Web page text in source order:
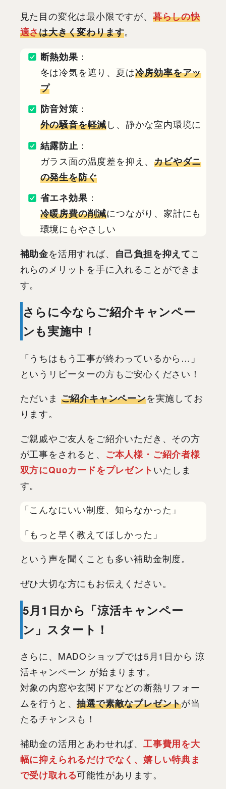
見た目の変化は最小限ですが、 暮らしの快
適さは大きく変わります。
断熱効果 ：
冬は冷気を遮り、夏は冷房効率をアッ
プ
防音対策 ：
外の騒音を軽減し、静かな室内環境に
結露防止 ：
ガラス面の温度差を抑え、カビやダニ
の発生を防ぐ
省エネ効果：
冷暖房費の削減につながり、家計にも
環境にもやさしい
補助金を活用すれば、 自己負担を抑えてこ
れらのメリットを手に入れることができま
す。
さらに今ならご紹介キャンペー
ンも実施中！
「うちはもう工事が終わっているから…」
というリピーターの方もご安心ください！
ただいま ご紹介キャンペーンを実施してお
ります。
ご親戚やご友人をご紹介いただき、その方
が工事をされると、 ご本人様・ご紹介者様
双方にQuoカードをプレゼント いたしま
す。
「こんなにいい制度、知らなかった」
「もっと早く教えてほしかった」
という声を聞くことも多い補助金制度。
ぜひ大切な方にもお伝えください。
5月1日から「涼活キャンペー
ン」スタート！
さらに、MADOショップでは5月1日から 涼
活キャンペーン が始まります。
対象の内窓や玄関ドアなどの断熱リフォー
ムを行うと、抽選で素敵なプレゼントが当
たるチャンスも！
補助金の活用とあわせれば、 工事費用を大
幅に抑えられるだけでなく、嬉しい特典ま
で受け取れる可能性があります。